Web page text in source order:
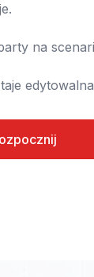
edytowalna